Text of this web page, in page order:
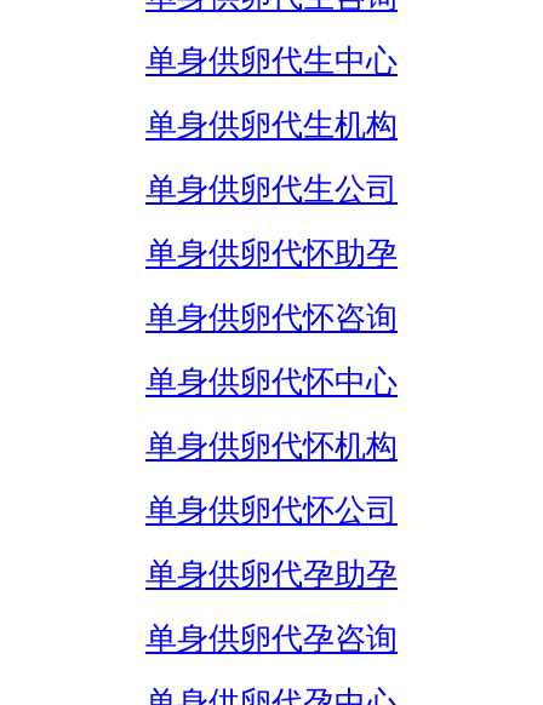
单身供卵代生中心
单身供卵代生机构
单身供卵代生公司
单身供卵代怀助孕
单身供卵代怀咨询
单身供卵代怀中心
单身供卵代怀机构
单身供卵代怀公司
单身供卵代孕助孕
单身供卵代孕咨询